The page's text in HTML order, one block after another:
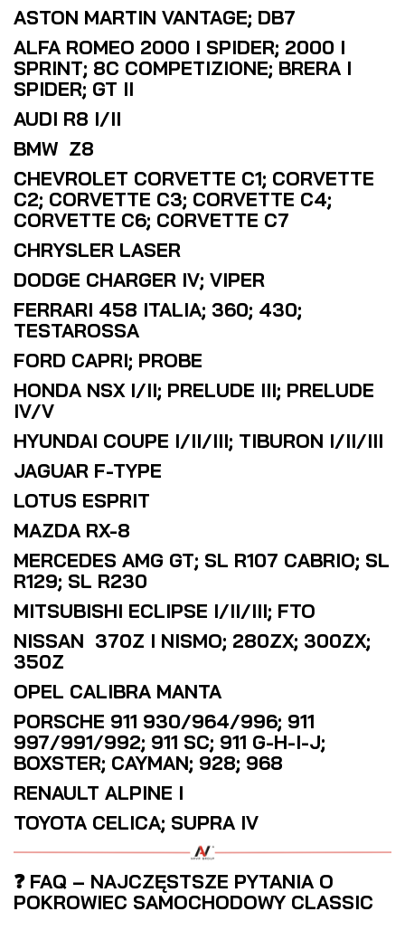
ASTON MARTIN VANTAGE; DB7
ALFA ROMEO 2000 I SPIDER; 2000 I
SPRINT; 8C COMPETIZIONE; BRERA I
SPIDER; GT II
AUDI R8 I/II
BMW Z8
CHEVROLET CORVETTE C1; CORVETTE
C2; CORVETTE C3; CORVETTE C4;
CORVETTE C6; CORVETTE C7
CHRYSLER LASER
DODGE CHARGER IV; VIPER
FERRARI 458 ITALIA; 360; 430;
TESTAROSSA
FORD CAPRI; PROBE
HONDA NSX I/II; PRELUDE III; PRELUDE
IV/V
HYUNDAI COUPE I/II/III; TIBURON I/II/III
JAGUAR F-TYPE
LOTUS ESPRIT
MAZDA RX-8
MERCEDES AMG GT; SL R107 CABRIO; SL
R129; SL R230
MITSUBISHI ECLIPSE I/II/III; FTO
NISSAN 370Z I NISMO; 280ZX; 300ZX;
350Z
OPEL CALIBRA MANTA
PORSCHE 911 930/964/996; 911
997/991/992; 911 SC; 911 G-H-I-J;
BOXSTER; CAYMAN; 928; 968
RENAULT ALPINE I
TOYOTA CELICA; SUPRA IV
❓ FAQ – NAJCZĘSTSZE PYTANIA O
POKROWIEC SAMOCHODOWY CLASSIC